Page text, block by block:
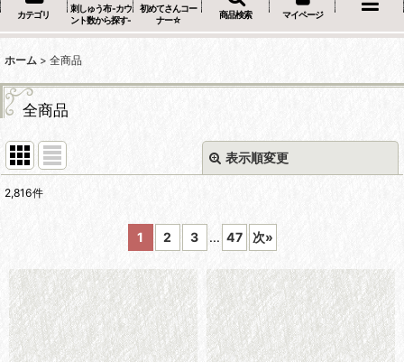
カテゴリ
刺しゅう布 -カウ
ント数から探す-
初めてさんコー
ナー☆
商品検索 マイページ
ホーム > 全商品
全商品
表示順変更
絞り込む
2,816件
1 2 3 ... 47 次»